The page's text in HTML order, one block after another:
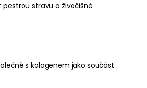
stravu o živočišné
s kolagenem jako součást